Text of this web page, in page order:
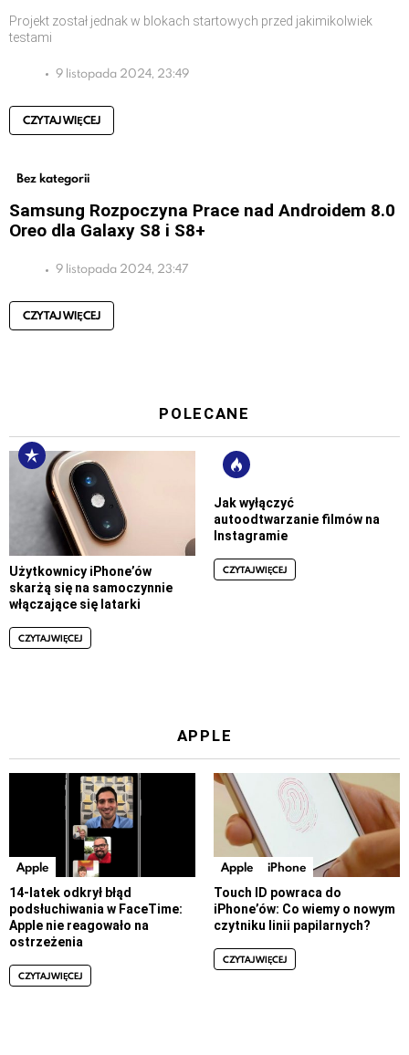
Projekt został jednak w blokach startowych przed jakimikolwiek
testami
9 listopada 2024, 23:49
CZYTAJ WIĘCEJ
Bez kategorii
Samsung Rozpoczyna Prace nad Androidem 8.0
Oreo dla Galaxy S8 i S8+
9 listopada 2024, 23:47
CZYTAJ WIĘCEJ
POLECANE
Użytkownicy iPhone’ów
skarżą się na samoczynnie
włączające się latarki
CZYTAJ WIĘCEJ
Jak wyłączyć
autoodtwarzanie filmów na
Instagramie
CZYTAJ WIĘCEJ
APPLE
Apple
14-latek odkrył błąd
podsłuchiwania w FaceTime:
Apple nie reagowało na
ostrzeżenia
CZYTAJ WIĘCEJ
Apple iPhone
Touch ID powraca do
iPhone’ów: Co wiemy o nowym
czytniku linii papilarnych?
CZYTAJ WIĘCEJ